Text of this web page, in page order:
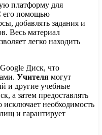
платформу для
его помощью
добавлять задания и
Весь материал
легко находить
Диск, что
Учителя могут
и другие учебные
а затем предоставлять
исключает необходимость
и гарантирует